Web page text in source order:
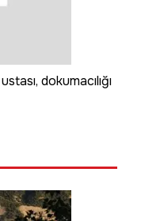
dokumacılığı